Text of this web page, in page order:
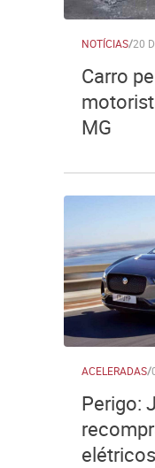
NOTÍCIAS/20
Carro
MG
ACELERADAS/
Perigo:
elétricos